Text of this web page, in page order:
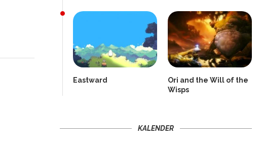
Eastward
Ori and the Will of the
Wisps
KALENDER